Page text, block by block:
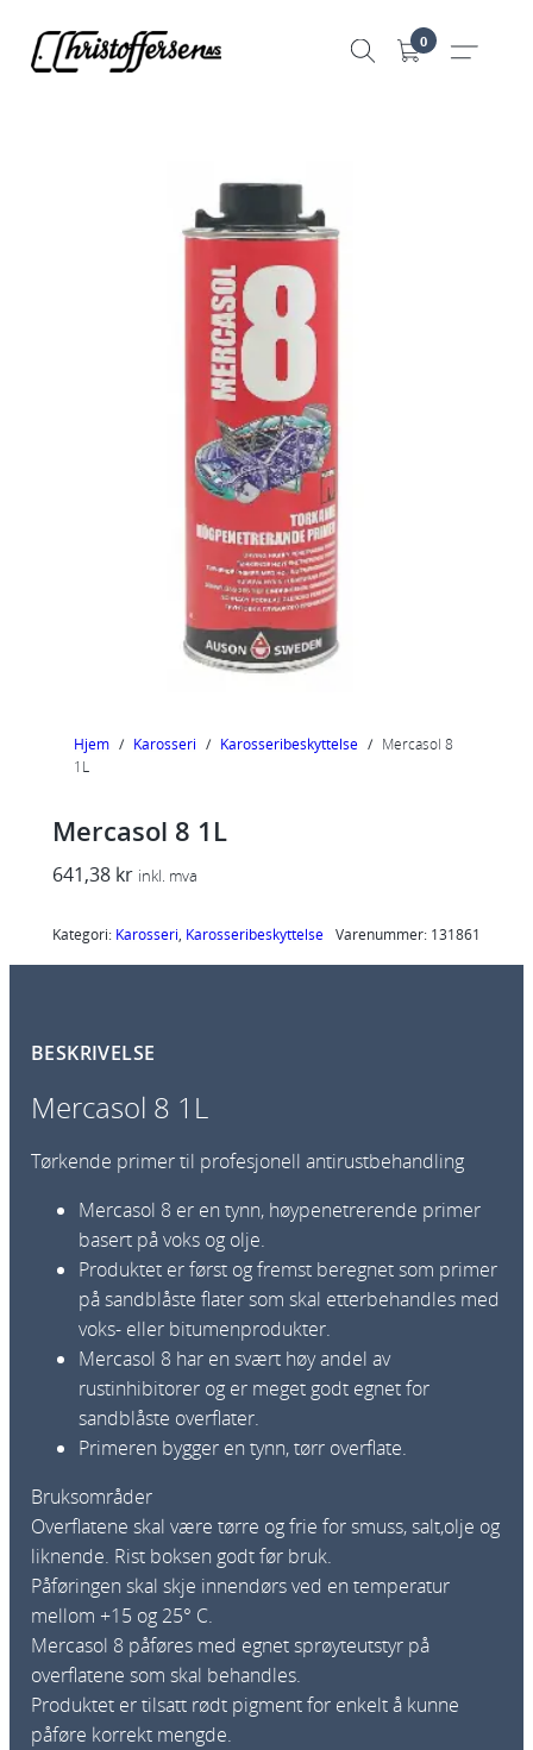
0
Hjem / Karosseri / Karosseribeskyttelse / Mercasol 8
1L
Mercasol 8 1L
641,38 kr inkl. mva
Kategori: Karosseri, Karosseribeskyttelse Varenummer: 131861
BESKRIVELSE
Mercasol 8 1L
Tørkende primer til profesjonell antirustbehandling
Mercasol 8 er en tynn, høypenetrerende primer
basert på voks og olje.
Produktet er først og fremst beregnet som primer
på sandblåste flater som skal etterbehandles med
voks- eller bitumenprodukter.
Mercasol 8 har en svært høy andel av
rustinhibitorer og er meget godt egnet for
sandblåste overflater.
Primeren bygger en tynn, tørr overflate.
Bruksområder
Overflatene skal være tørre og frie for smuss, salt,olje og
liknende. Rist boksen godt før bruk.
Påføringen skal skje innendørs ved en temperatur
mellom +15 og 25° C.
Mercasol 8 påføres med egnet sprøyteutstyr på
overflatene som skal behandles.
Produktet er tilsatt rødt pigment for enkelt å kunne
påføre korrekt mengde.